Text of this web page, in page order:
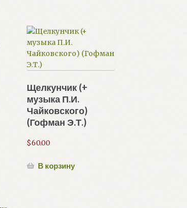
Щелкунчик (+
музыка П.И.
Чайковского)
(Гофман Э.Т.)
$60.00
В корзину